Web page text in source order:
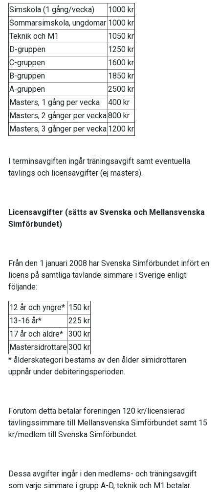
Simskola (1 gång/vecka)
1000 kr
Sommarsimskola, ungdomar 1000 kr
Teknik och M1
1050 kr
D-gruppen
1250 kr
C-gruppen
1600 kr
B-gruppen
1850 kr
A-gruppen
2500 kr
Masters, 1 gång per vecka
400 kr
Masters, 2 gånger per vecka800 kr
Masters, 3 gånger per vecka 1200 kr
I terminsavgiften ingår träningsavgift samt eventuella
tävlings och licensavgifter (ej masters).
Licensavgifter (sätts av Svenska och Mellansvenska
Simförbundet)
Från den 1 januari 2008 har Svenska Simförbundet infört en
licens på samtliga tävlande simmare i Sverige enligt
följande:
12 år och yngre* 150 kr
13-16 år*
225 kr
17 år och äldre* 300 kr
Mastersidrottare300 kr
* ålderskategori bestäms av den ålder simidrottaren
uppnår under debiteringsperioden.
Förutom detta betalar föreningen 120 kr/licensierad
tävlingssimmare till Mellansvenska Simförbundet samt 15
kr/medlem till Svenska Simförbundet.
Dessa avgifter ingår i den medlems- och träningsavgift
som varje simmare i grupp A-D, teknik och M1 betalar.